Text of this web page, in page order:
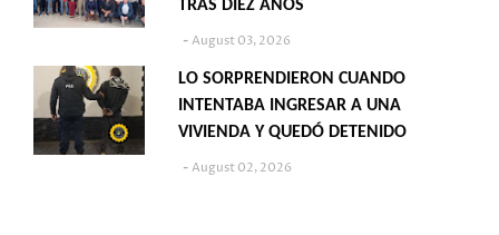
TRAS DIEZ AÑOS
August 03, 2026
LO SORPRENDIERON CUANDO
INTENTABA INGRESAR A UNA
VIVIENDA Y QUEDÓ DETENIDO
August 02, 2026